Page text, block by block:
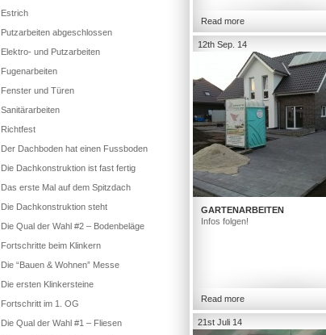
Read more
12th Sep. 14
GARTENARBEITEN
Infos folgen!
Read more
21st Juli 14
Estrich
Putzarbeiten abgeschlossen
Elektro- und Putzarbeiten
Fugenarbeiten
Fenster und Türen
Sanitärarbeiten
Richtfest
Der Dachboden hat einen Fussboden
Die Dachkonstruktion ist fast fertig
Das erste Mal auf dem Spitzdach
Die Dachkonstruktion steht
Die Qual der Wahl #2 – Bodenbeläge
Fortschritte beim Klinkern
Die “Bauen & Wohnen” Messe
Die ersten Klinkersteine
Fortschritt im 1. OG
Die Qual der Wahl #1 – Fliesen